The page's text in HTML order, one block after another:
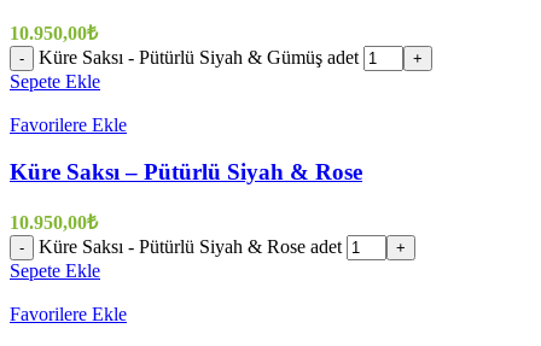
10.950,00₺
- Küre Saksı - Pütürlü Siyah & Gümüş adet +
Sepete Ekle
Favorilere Ekle
Küre Saksı – Pütürlü Siyah & Rose
10.950,00₺
- Küre Saksı - Pütürlü Siyah & Rose adet +
Sepete Ekle
Favorilere Ekle